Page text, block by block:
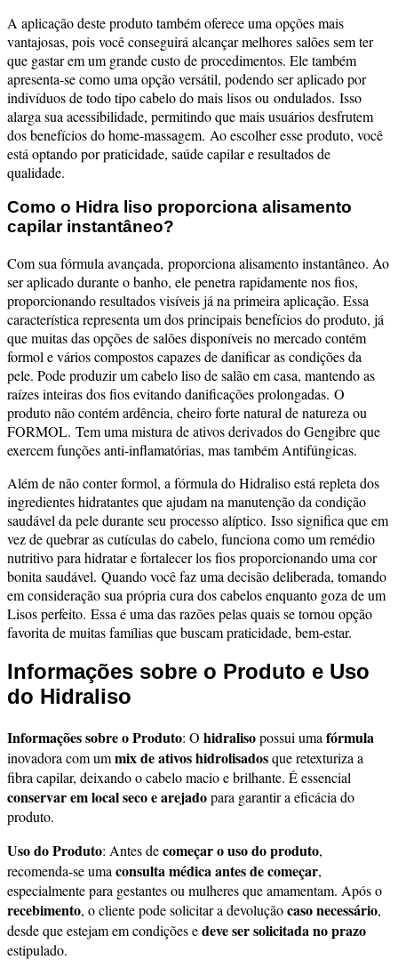
A aplicação deste produto também oferece uma opções mais
vantajosas, pois você conseguirá alcançar melhores salões sem ter
que gastar em um grande custo de procedimentos. Eletambém
apresenta-se como uma opção versátil, podendo ser aplicado por
indivíduos de todo tipo cabelo do mais lisos ou ondulados. Isso
alarga sua acessibilidade, permitindo que mais usuários desfrutem
dos benefícios do home-massagem. Ao escolher esse produto, você
está optando por praticidade, saúde capilar e resultados de
qualidade.
Como o Hidra liso proporciona alisamento
capilar instantâneo?
Com sua fórmula avançada, proporciona alisamento instantâneo. Ao
ser aplicado durante o banho, ele penetra rapidamente nos fios,
proporcionando resultados visíveis já na primeira aplicação. Essa
característica representa um dos principais benefícios do produto, já
que muitas das opções de salões disponíveis no mercado contém
formol e vários compostos capazes de danificar as condições da
pele. Pode produzir um cabelo liso de salão em casa, mantendo as
raízes inteiras dos fios evitando danificações prolongadas. O
produto não contém ardência, cheiro forte natural de natureza ou
FORMOL. Tem uma mistura de ativos derivados do Gengibre que
exercem funções anti-inflamatórias, mas também Antifúngicas.
Além de não conter formol, a fórmula do Hidraliso está repleta dos
ingredientes hidratantes que ajudam na manutenção da condição
saudável da pele durante seu processo alíptico. Isso significa que em
vez de quebrar as cutículas do cabelo, funciona como um remédio
nutritivo para hidratar e fortalecer los fios proporcionando uma cor
bonita saudável. Quando você faz uma decisão deliberada, tomando
em consideração sua própria cura dos cabelos enquanto goza de um
Lisos perfeito. Essa é uma das razões pelas quais se tornou opção
favorita de muitas famílias que buscam praticidade, bem-estar.
Informações sobre o Produto e Uso
do Hidraliso
Informações sobre o Produto: O hidralisopossui uma fórmula
inovadora com ummix de ativos hidrolisadosque retexturiza a
fibra capilar, deixando o cabelo macio e brilhante. É essencial
conservar em local seco e arejadopara garantir a eficácia do
produto.
Uso do Produto: Antes decomeçar o uso do produto,
recomenda-se uma consulta médica antes de começar,
especialmente para gestantes ou mulheres que amamentam. Após o
recebimento, o cliente pode solicitar a devoluçãocaso necessário,
desde que estejam em condições edeve ser solicitada no prazo
estipulado.